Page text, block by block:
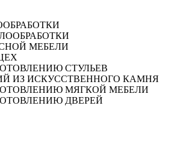
МЕБЕЛИ
СТУЛЬЕВ
ИЗ ИСКУССТВЕННОГО КАМНЯ
МЯГКОЙ МЕБЕЛИ
ДВЕРЕЙ